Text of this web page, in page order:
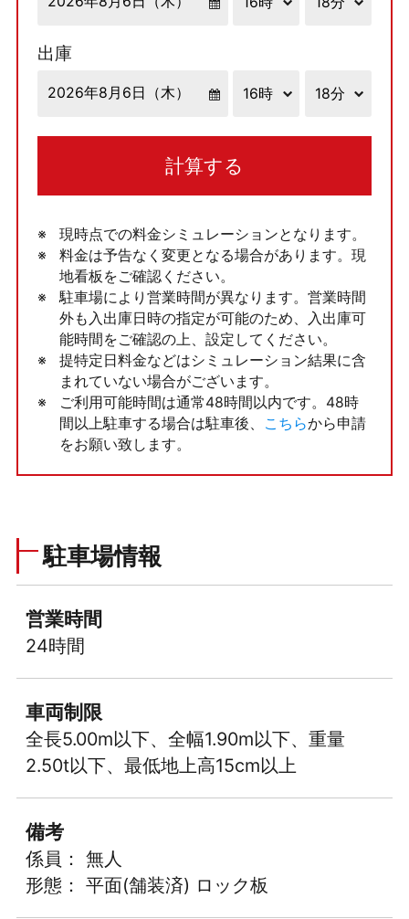
出庫
計算する
現時点での料金シミュレーションとなります。
料金は予告なく変更となる場合があります。現
地看板をご確認ください。
駐車場により営業時間が異なります。営業時間
外も入出庫日時の指定が可能のため、入出庫可
能時間をご確認の上、設定してください。
提特定日料金などはシミュレーション結果に含
まれていない場合がございます。
ご利用可能時間は通常48時間以内です。48時
間以上駐車する場合は駐車後、
こちらから申請
をお願い致します。
駐車場情報
営業時間
24時間
車両制限
全長5.00m以下、全幅1.90m以下、重量
2.50t以下、最低地上高15cm以上
備考
係員： 無人
形態： 平面(舗装済) ロック板